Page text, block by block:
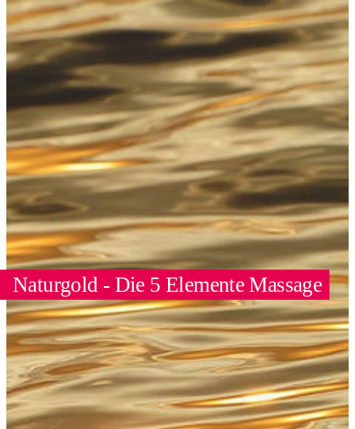
Naturgold - Die 5 Elemente Massage